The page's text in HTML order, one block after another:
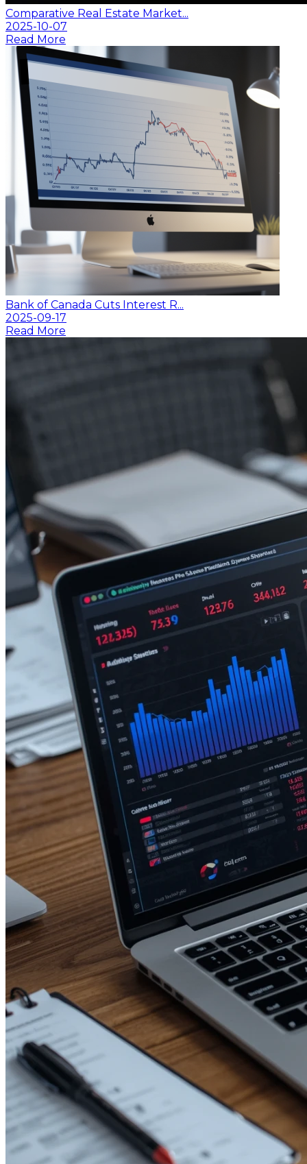
Comparative Real Estate Market...
2025-10-07
Read More
Bank of Canada Cuts Interest R...
2025-09-17
Read More